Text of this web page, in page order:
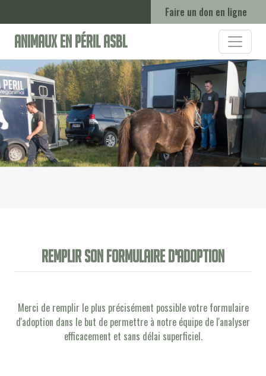
Faire un don en ligne
Animaux en Péril ASBL
Remplir son formulaire d'adoption
Merci de remplir le plus précisément possible votre formulaire
d'adoption dans le but de permettre à notre équipe de l'analyser
efficacement et sans délai superficiel.